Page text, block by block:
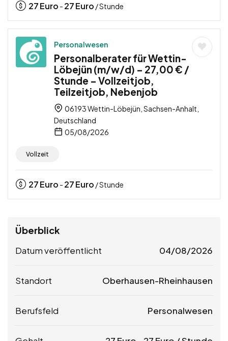
27Euro - 27Euro / Stunde
Personalwesen
Personalberater für Wettin-
Löbejün (m/w/d) – 27,00 € /
Stunde – Vollzeitjob,
Teilzeitjob, Nebenjob
06193 Wettin-Löbejün, Sachsen-Anhalt,
Deutschland
05/08/2026
Vollzeit
27Euro - 27Euro / Stunde
Überblick
Datum veröffentlicht 04/08/2026
Standort Oberhausen-Rheinhausen
Berufsfeld Personalwesen